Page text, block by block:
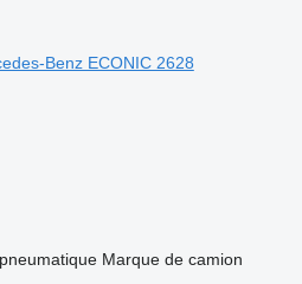
Benz ECONIC 2628
Marque de camion